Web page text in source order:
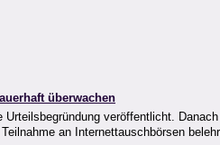
überwachen
veröffentlicht.
an Internettauschbörsen